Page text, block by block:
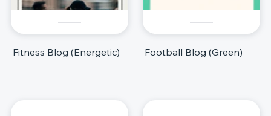
Fitness Blog (Energetic) Football Blog (Green)